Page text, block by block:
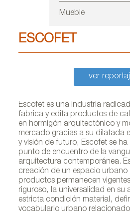
Mueble
ESCOFET
ver
Escofet es una industria
fabrica y edita productos de
en hormigón arquitectónico y
mercado gracias a su dilatada
y visión de futuro, Escofet se ha
punto de encuentro de la
arquitectura contemporánea.
creación de un espacio urbano
productos permanecen
riguroso, la universalidad en su
estricta condición material,
vocabulario urbano